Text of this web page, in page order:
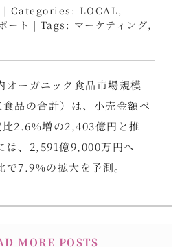
| Categories: LOCAL,
ート | Tags: マーケティング,
オーガニック食品市場規模
食品の合計）は、小売金額ベ
比2.6%増の2,403億円と推
は、2,591億9,000万円へ
で7.9%の拡大を予測。
MORE POSTS